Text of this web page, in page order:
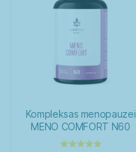
Kompleksas menopauzei
MENO COMFORT N60